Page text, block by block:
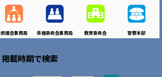
県議会事務局 各種委員会事務局 教育委員会 警察本部
掲載時期で検索